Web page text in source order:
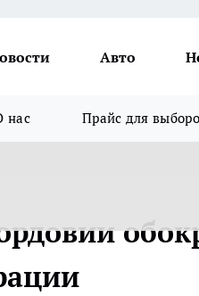
Авто
нас Прайс для